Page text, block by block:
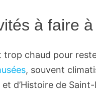
à faire
trop chaud pour
, souvent
et d’Histoire de